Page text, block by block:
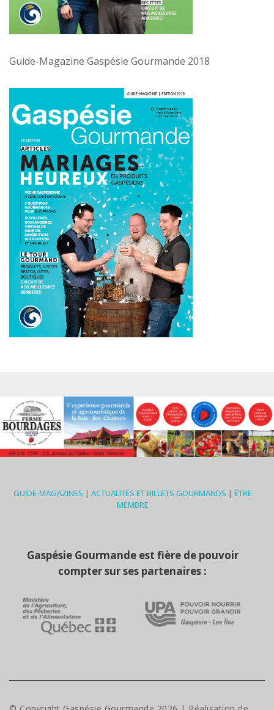
Guide-Magazine Gaspésie Gourmande 2018
GUIDE-MAGAZINES | ACTUALITÉS ET BILLETS GOURMANDS | ÊTRE
MEMBRE
Gaspésie Gourmande est fière de pouvoir
compter sur ses partenaires :